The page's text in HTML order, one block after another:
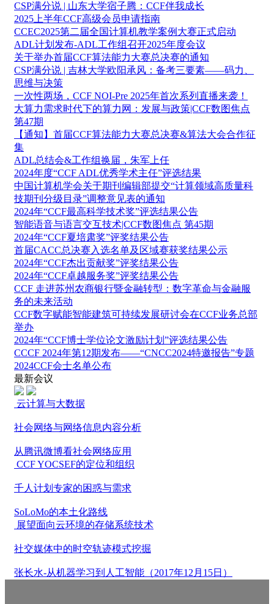
CSP满分说 | 山东大学宿子腾：CCF伴我成长
2025上半年CCF高级会员申请指南
CCEC2025第二届全国计算机教学案例大赛正式启动
ADL计划发布-ADL工作组召开2025年度会议
关于举办首届CCF算法能力大赛总决赛的通知
CSP满分说 | 吉林大学欧阳承风：备考三要素——码力、
思维与决策
一次性两场，CCF NOI-Pre 2025年首次系列直播来袭！
大算力需求时代下的算力网：发展与政策|CCF数图焦点
第47期
【通知】首届CCF算法能力大赛总决赛&算法大会合作征
集
ADL总结会&工作组换届，朱军上任
2024年度“CCF ADL优秀学术主任”评选结果
中国计算机学会关于期刊编辑部提交“计算领域高质量科
技期刊分级目录”调整意见表的通知
2024年“CCF最高科学技术奖”评选结果公告
智能语音与语言交互技术|CCF数图焦点 第45期
2024年“CCF夏培肃奖”评奖结果公告
首届CACC总决赛入选名单及区域赛获奖结果公示
2024年“CCF杰出贡献奖”评奖结果公告
2024年“CCF卓越服务奖”评奖结果公告
CCF 走进苏州农商银行暨金融转型：数字革命与金融服
务的未来活动
CCF数字赋能智能建筑可持续发展研讨会在CCF业务总部
举办
2024年“CCF博士学位论文激励计划”评选结果公告
CCCF 2024年第12期发布——“CNCC2024特邀报告”专题
2024CCF会士名单公布
最新会议
云计算与大数据
社会网络与网络信息内容分析
从腾讯微博看社会网络应用
CCF YOCSEF的定位和组织
千人计划专家的困惑与需求
SoLoMo的本土化路线
展望面向云环境的存储系统技术
社交媒体中的时空轨迹模式挖掘
张长水-从机器学习到人工智能（2017年12月15日）